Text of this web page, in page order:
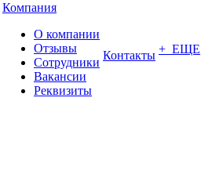
Компания
О компании
Отзывы
Сотрудники
Вакансии
Реквизиты
Контакты + ЕЩЕ